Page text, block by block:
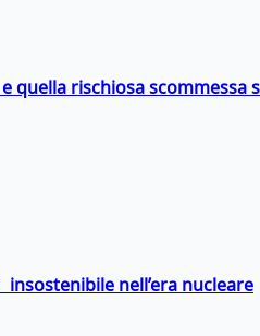
quella rischiosa scommessa
nell’era nucleare